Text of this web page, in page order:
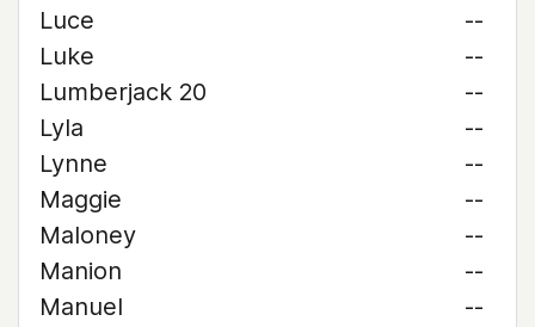
Luce
--
Luke
--
Lumberjack 20
--
Lyla
--
Lynne
--
Maggie
--
Maloney
--
Manion
--
Manuel
--